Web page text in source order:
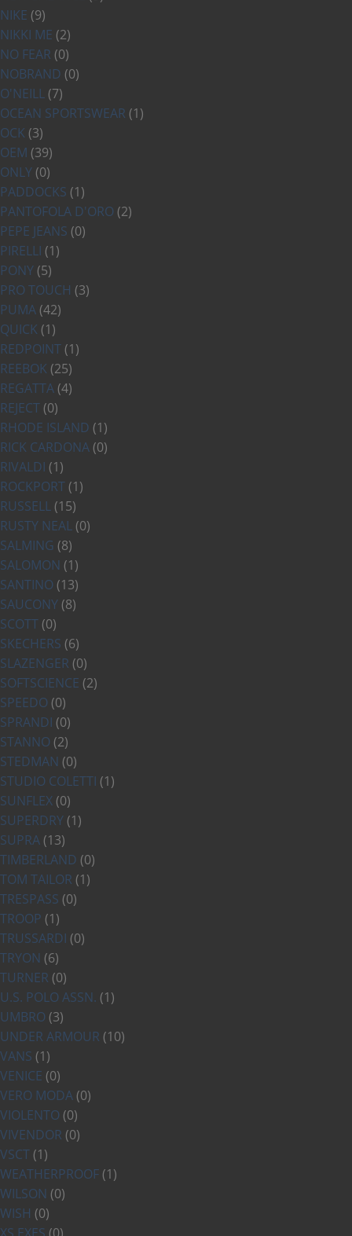
NIKE (9)
NIKKI ME (2)
NO FEAR (0)
NOBRAND (0)
O'NEILL (7)
OCEAN SPORTSWEAR (1)
OCK (3)
OEM (39)
ONLY (0)
PADDOCKS (1)
PANTOFOLA D'ORO (2)
PEPE JEANS (0)
PIRELLI (1)
PONY (5)
PRO TOUCH (3)
PUMA (42)
QUICK (1)
REDPOINT (1)
REEBOK (25)
REGATTA (4)
REJECT (0)
RHODE ISLAND (1)
RICK CARDONA (0)
RIVALDI (1)
ROCKPORT (1)
RUSSELL (15)
RUSTY NEAL (0)
SALMING (8)
SALOMON (1)
SANTINO (13)
SAUCONY (8)
SCOTT (0)
SKECHERS (6)
SLAZENGER (0)
SOFTSCIENCE (2)
SPEEDO (0)
SPRANDI (0)
STANNO (2)
STEDMAN (0)
STUDIO COLETTI (1)
SUNFLEX (0)
SUPERDRY (1)
SUPRA (13)
TIMBERLAND (0)
TOM TAILOR (1)
TRESPASS (0)
TROOP (1)
TRUSSARDI (0)
TRYON (6)
TURNER (0)
U.S. POLO ASSN. (1)
UMBRO (3)
UNDER ARMOUR (10)
VANS (1)
VENICE (0)
VERO MODA (0)
VIOLENTO (0)
VIVENDOR (0)
VSCT (1)
WEATHERPROOF (1)
WILSON (0)
WISH (0)